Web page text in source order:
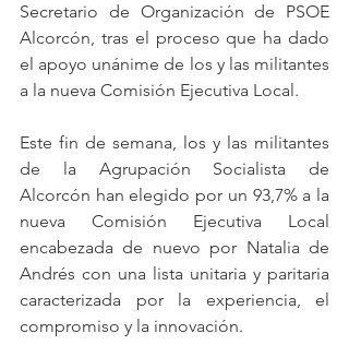
Secretario de Organización de PSOE
Alcorcón, tras el proceso que ha dado
el apoyo unánime de los y las militantes
a la nueva Comisión Ejecutiva Local.
Este fin de semana, los y las militantes
de la Agrupación Socialista de
Alcorcón han elegido por un 93,7% a la
nueva Comisión Ejecutiva Local
encabezada de nuevo por Natalia de
Andrés con una lista unitaria y paritaria
caracterizada por la experiencia, el
compromiso y la innovación.